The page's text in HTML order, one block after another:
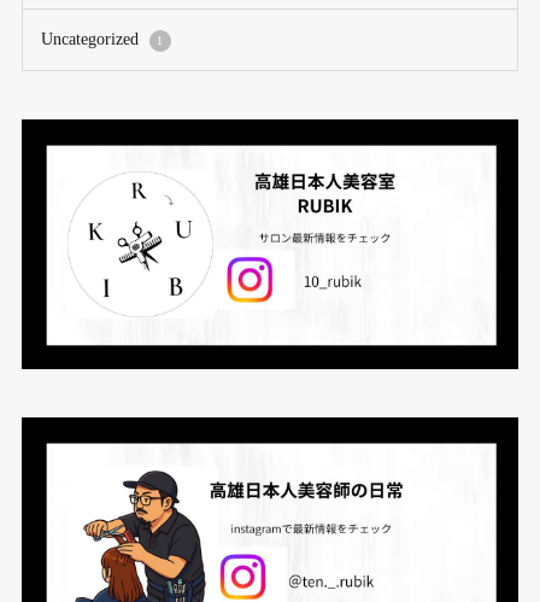
Uncategorized 1